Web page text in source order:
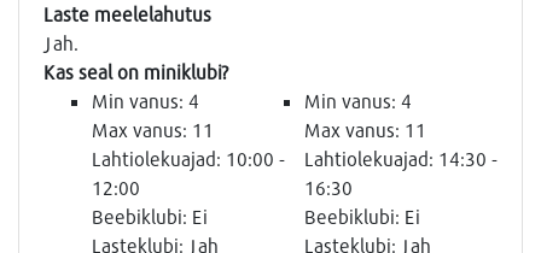
Laste meelelahutus
Jah.
Kas seal on miniklubi?
Min vanus: 4
Max vanus: 11
Lahtiolekuajad: 10:00 -
12:00
Beebiklubi: Ei
Lasteklubi: Jah
Min vanus: 4
Max vanus: 11
Lahtiolekuajad: 14:30 -
16:30
Beebiklubi: Ei
Lasteklubi: Jah